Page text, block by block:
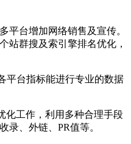
平台增加网络销售及宣传。
站群搜及索引擎排名优化，
平台指标能进行专业的数据
化工作，利用多种合理手段
录、外链、PR值等。